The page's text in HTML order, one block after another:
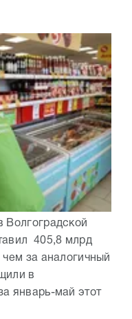
Волгоградской
405,8 млрд
за аналогичный
в
январь-май этот